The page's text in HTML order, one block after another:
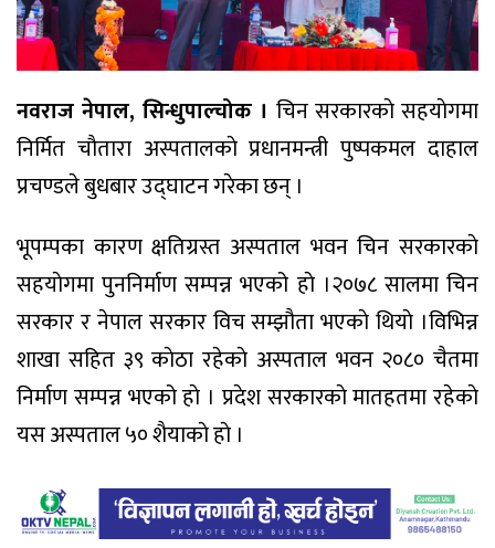
नवराज नेपाल, सिन्धुपाल्चोक । चिन सरकारकाे सहयाेगमा
निर्मित चाैतारा अस्पतालकाे प्रधानमन्त्री पुष्पकमल दाहाल
प्रचण्डले बुधबार उद्घाटन गरेका छन् ।
भूपम्पका कारण क्षतिग्रस्त अस्पताल भवन चिन सरकारकाे
सहयाेगमा पुननिर्माण सम्पन्न भएको हाे ।२०७८ सालमा चिन
सरकार र नेपाल सरकार विच सम्झौता भएकाे थियाे ।विभिन्न
शाखा सहित ३९ काेठा रहेकाे अस्पताल भवन २०८० चैतमा
निर्माण सम्पन्न भएको हाे । प्रदेश सरकारकाे मातहतमा रहेकाे
यस अस्पताल ५० शैयाकाे हाे ।